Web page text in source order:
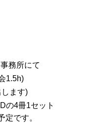
務所にて
1.5h)
ます)
の4冊1セット
です。